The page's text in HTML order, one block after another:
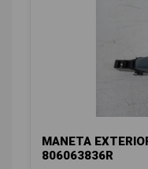
MANETA
806063836R